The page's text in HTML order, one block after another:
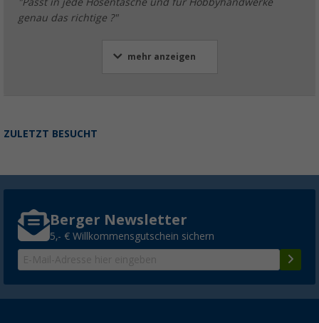
"Passt in jede Hosentasche und für Hobbyhandwerke
genau das richtige ?"
mehr anzeigen
ZULETZT BESUCHT
Berger Newsletter
5,- € Willkommensgutschein sichern